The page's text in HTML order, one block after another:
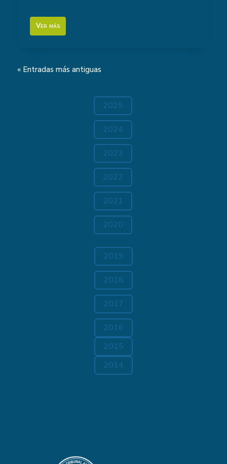
Ver más
« Entradas más antiguas
2025
2024
2023
2022
2021
2020
2019
2018
2017
2016
2015
2014